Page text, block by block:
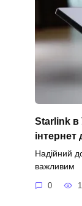
Starlink в
Надійний
важливим
0